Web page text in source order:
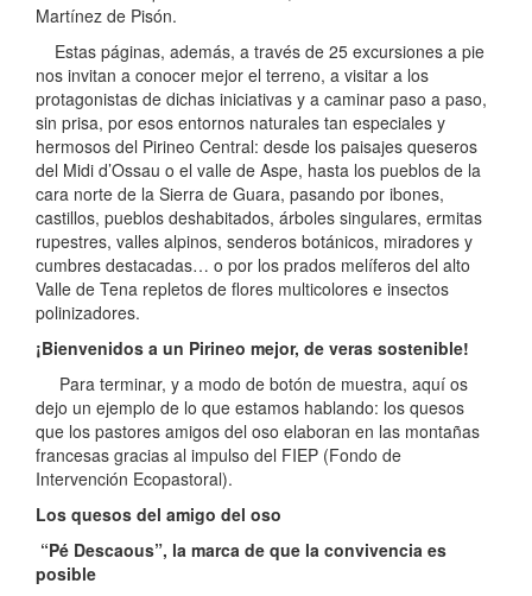
Martínez de Pisón.
Estas páginas, además, a través de 25 excursiones a pie
nos invitan a conocer mejor el terreno, a visitar a los
protagonistas de dichas iniciativas y a caminar paso a paso,
sin prisa, por esos entornos naturales tan especiales y
hermosos del Pirineo Central: desde los paisajes queseros
del Midi d’Ossau o el valle de Aspe, hasta los pueblos de la
cara norte de la Sierra de Guara, pasando por ibones,
castillos, pueblos deshabitados, árboles singulares, ermitas
rupestres, valles alpinos, senderos botánicos, miradores y
cumbres destacadas… o por los prados melíferos del alto
Valle de Tena repletos de flores multicolores e insectos
polinizadores.
¡Bienvenidos a un Pirineo mejor, de veras sostenible!
Para terminar, y a modo de botón de muestra, aquí os
dejo un ejemplo de lo que estamos hablando: los quesos
que los pastores amigos del oso elaboran en las montañas
francesas gracias al impulso del FIEP (Fondo de
Intervención Ecopastoral).
Los quesos del amigo del oso
“Pé Descaous”, la marca de que la convivencia es
posible